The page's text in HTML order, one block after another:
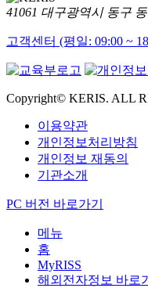
41061 대구광역시 동구
고객센터 (평일: 09:00 ~
Copyright© KERIS. ALL
이용약관
개인정보처리방침
개인정보 재동의
기관소개
PC 버전 바로가기
메뉴
홈
MyRISS
해외전자정보 바로